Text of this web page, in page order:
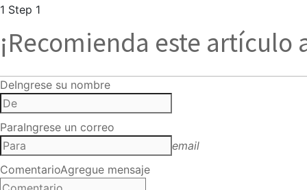
1 Step 1
¡Recomienda este artículo
DeIngrese su nombre
ParaIngrese un correo
email
ComentarioAgregue mensaje